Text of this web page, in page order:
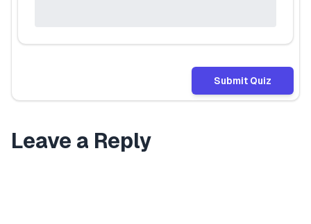
Submit Quiz
Leave a Reply